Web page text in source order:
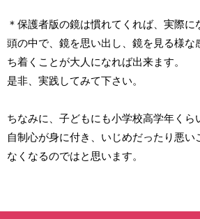
＊保護者版の鏡は慣れてくれば、実際に
頭の中で、鏡を思い出し、鏡を見る様な
ち着くことが大人になれば出来ます。
是非、実践してみて下さい。
ちなみに、子どもにも小学校高学年く
自制心が身に付き、いじめだったり悪
なくなるのではと思います。